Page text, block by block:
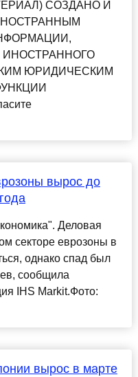
СОЗДАНО И
ЮРИДИЧЕСКИМ
вырос до
Деловая
секторе еврозоны в
однако спад был
сообщила
IHS Markit.Фото:
вырос в марте